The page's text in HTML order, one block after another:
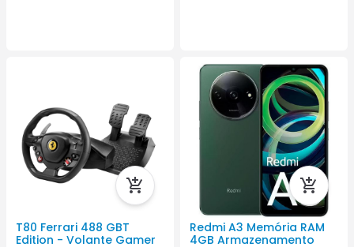
T80 Ferrari 488 GBT
Edition - Volante Gamer
Redmi A3 Memória RAM
4GB Armazenamento